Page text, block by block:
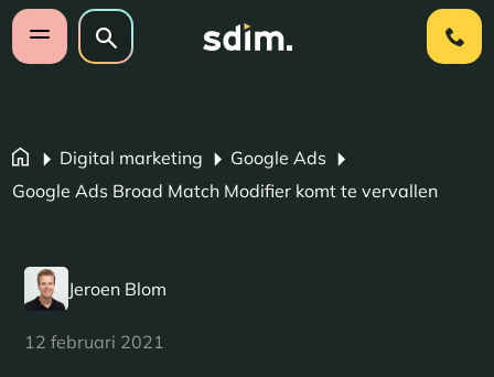
Navigatie overslaan
Open mobiel menu
Zoeken op website
Zoeken
Digital marketing
Google Ads
Google Ads Broad Match Modifier komt te vervallen
Jeroen Blom
12 februari 2021